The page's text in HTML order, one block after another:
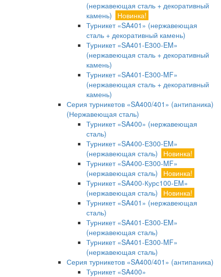
(нержавеющая сталь + декоративный
камень)
Новинка!
Турникет «SA401» (нержавеющая
сталь + декоративный камень)
Турникет «SA401-E300-EM»
(нержавеющая сталь + декоративный
камень)
Турникет «SA401-E300-MF»
(нержавеющая сталь + декоративный
камень)
Серия турникетов «SA400/401» (антипаника)
(Нержавеющая сталь)
Турникет «SA400» (нержавеющая
сталь)
Турникет «SA400-Е300-EM»
(нержавеющая сталь)
Новинка!
Турникет «SA400-Е300-MF»
(нержавеющая сталь)
Новинка!
Турникет «SA400-Курс100-EM»
(нержавеющая сталь)
Новинка!
Турникет «SA401» (нержавеющая
сталь)
Турникет «SA401-E300-EM»
(нержавеющая сталь)
Турникет «SA401-E300-MF»
(нержавеющая сталь)
Серия турникетов «SA400/401» (антипаника)
Турникет «SA400»